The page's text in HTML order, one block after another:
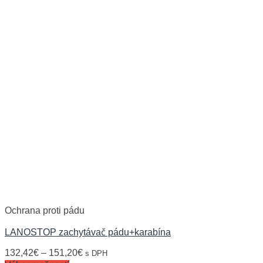
Ochrana proti pádu
LANOSTOP zachytávač pádu+karabína
132,42€ – 151,20€ s DPH